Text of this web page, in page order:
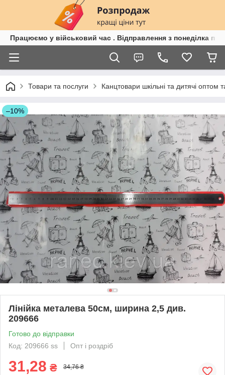
Працюємо у військовий час . Відправлення з понеділка по
Товари та послуги Канцтовари шкільні та дитячі оптом
–10%
Лінійка металева 50см, ширина 2,5 див.
209666
Готово до відправки
Код: 209666 ss
Опт і роздріб
31,28 ₴ 34,76 ₴